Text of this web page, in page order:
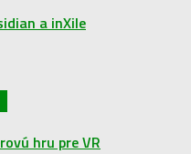
a inXile
hru pre VR